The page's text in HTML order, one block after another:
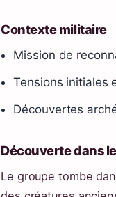
Contexte militaire
Mission de
Tensions initiales
Découvertes
Découverte dans
Le groupe tombe